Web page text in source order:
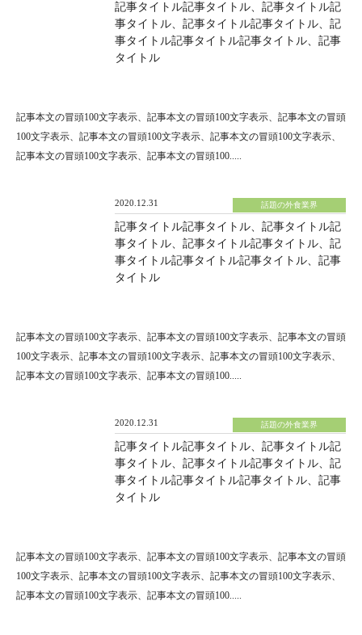
記事タイトル記事タイトル、記事タイトル記
事タイトル、記事タイトル記事タイトル、記
事タイトル記事タイトル記事タイトル、記事
タイトル
記事本文の冒頭100文字表示、記事本文の冒頭100文字表示、記事本文の冒頭
100文字表示、記事本文の冒頭100文字表示、記事本文の冒頭100文字表示、
記事本文の冒頭100文字表示、記事本文の冒頭100.....
2020.12.31 話題の外食業界
記事タイトル記事タイトル、記事タイトル記
事タイトル、記事タイトル記事タイトル、記
事タイトル記事タイトル記事タイトル、記事
タイトル
記事本文の冒頭100文字表示、記事本文の冒頭100文字表示、記事本文の冒頭
100文字表示、記事本文の冒頭100文字表示、記事本文の冒頭100文字表示、
記事本文の冒頭100文字表示、記事本文の冒頭100.....
2020.12.31 話題の外食業界
記事タイトル記事タイトル、記事タイトル記
事タイトル、記事タイトル記事タイトル、記
事タイトル記事タイトル記事タイトル、記事
タイトル
記事本文の冒頭100文字表示、記事本文の冒頭100文字表示、記事本文の冒頭
100文字表示、記事本文の冒頭100文字表示、記事本文の冒頭100文字表示、
記事本文の冒頭100文字表示、記事本文の冒頭100.....